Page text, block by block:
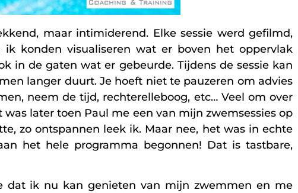
maar intimiderend. Elke sessie werd gefilmd,
konden visualiseren wat er boven het oppervlak
in de gaten wat er gebeurde. Tijdens de sessie kan
langer duurt. Je hoeft niet te pauzeren om advies
neem de tijd, rechterelleboog, etc… Veel om over
later toen Paul me een van mijn zwemsessies op
zo ontspannen leek ik. Maar nee, het was in echte
het hele programma begonnen! Dat is tastbare,
dat ik nu kan genieten van mijn zwemmen en me